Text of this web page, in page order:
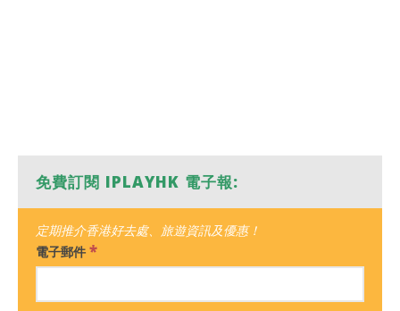
免費訂閱 IPLAYHK 電子報:
定期推介香港好去處、旅遊資訊及優惠！
電子郵件 *